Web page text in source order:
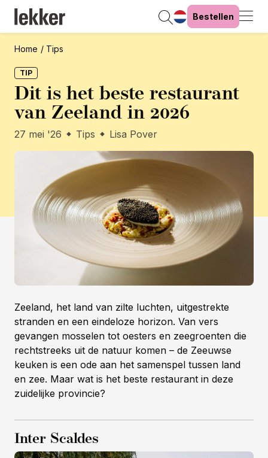
Bestellen
Home Tips
TIP
Dit is het beste restaurant
van Zeeland in 2026
27 mei '26 Tips Lisa Pover
Zeeland, het land van zilte luchten, uitgestrekte
stranden en een eindeloze horizon. Van vers
gevangen mosselen tot oesters en zeegroenten die
rechtstreeks uit de natuur komen – de Zeeuwse
keuken is een ode aan het samenspel tussen land
en zee. Maar wat is het beste restaurant in deze
zuidelijke provincie?
Inter Scaldes